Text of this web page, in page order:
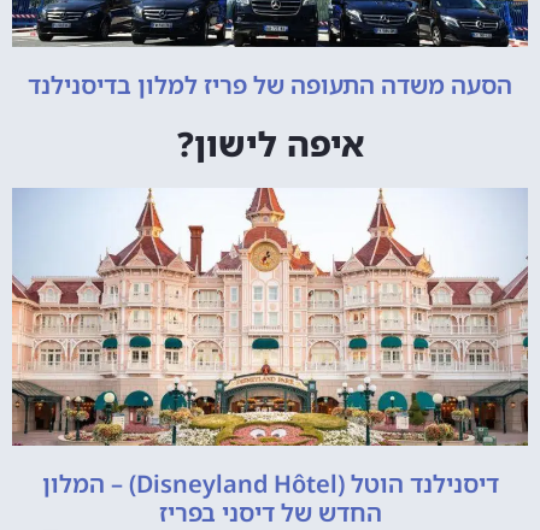
הסעה משדה התעופה של פריז למלון בדיסנילנד
איפה לישון?
דיסנילנד הוטל (Disneyland Hôtel) – המלון
החדש של דיסני בפריז